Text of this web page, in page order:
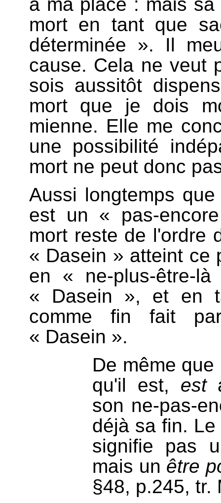
mort en tant que
déterminée ». Il
cause. Cela ne veut
sois aussitôt
mort que je dois
mienne. Elle me
une possibilité
mort ne peut donc
Aussi longtemps
est un « pas-
mort reste de l'ordre
« Dasein » atteint ce
en « ne-plus-être-
« Dasein », et en
comme fin fait
« Dasein ».
De même
qu'il est, est
son ne-pas-
déjà sa fin.
signifie pas
mais un être
§48, p.245, tr.